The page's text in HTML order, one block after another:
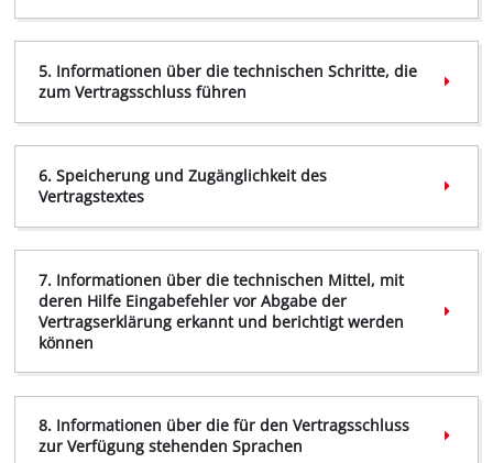
5. Informationen über die technischen Schritte, die
zum Vertragsschluss führen
6. Speicherung und Zugänglichkeit des
Vertragstextes
7. Informationen über die technischen Mittel, mit
deren Hilfe Eingabefehler vor Abgabe der
Vertragserklärung erkannt und berichtigt werden
können
8. Informationen über die für den Vertragsschluss
zur Verfügung stehenden Sprachen